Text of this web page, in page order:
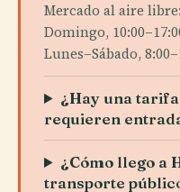
Mercado al aire
Domingo,
Lunes–Sábado,
¿Hay una
requieren
¿Cómo llego a
transporte